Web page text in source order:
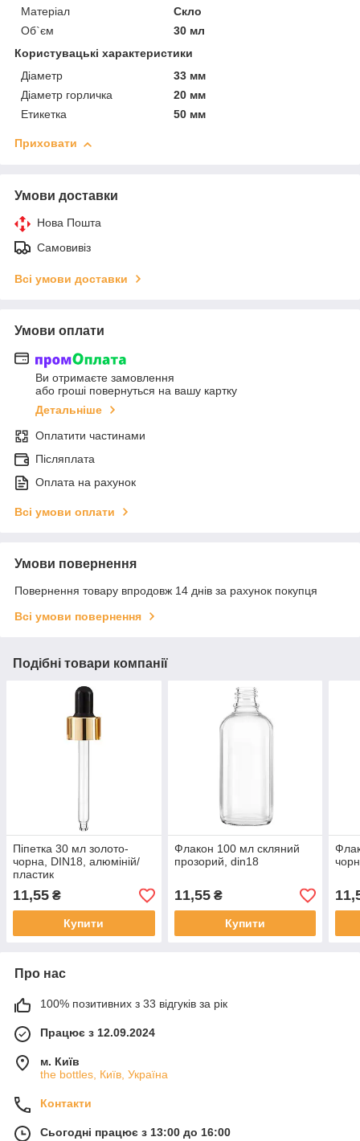
Матеріал
Скло
Об`єм
30 мл
Користувацькі характеристики
Діаметр
33 мм
Діаметр горличка
20 мм
Етикетка
50 мм
Приховати
Умови доставки
Нова Пошта
Самовивіз
Всі умови доставки
Умови оплати
Ви отримаєте замовлення
або гроші повернуться на вашу картку
Детальніше
Оплатити частинами
Післяплата
Оплата на рахунок
Всі умови оплати
Умови повернення
Повернення товару впродовж 14 днів за рахунок покупця
Всі умови повернення
Подібні товари компанії
Піпетка 30 мл золото-
чорна, DIN18, алюміній/
пластик
11,55 ₴
Купити
Флакон 100 мл скляний
прозорий, din18
11,55₴
Купити
Про нас
100% позитивних з 33 відгуків за рік
Працює з 12.09.2024
м. Київ
the bottles, Київ, Україна
Контакти
Сьогодні працює з 13:00 до 16:00